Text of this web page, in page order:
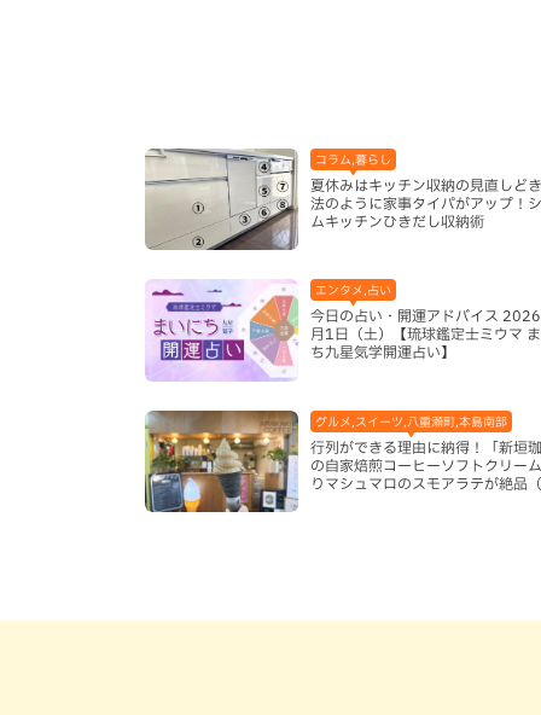
コラム,暮らし
夏休みはキッチン収納の見直しど
法のように家事タイパがアップ！
ムキッチンひきだし収納術
エンタメ,占い
今日の占い・開運アドバイス
月1日（土）【琉球鑑定士ミウマ
ち九星気学開運占い】
グルメ,スイーツ,八重瀬町,本島南部
行列ができる理由に納得！「新垣
の自家焙煎コーヒーソフトクリー
りマシュマロのスモアラテが絶品